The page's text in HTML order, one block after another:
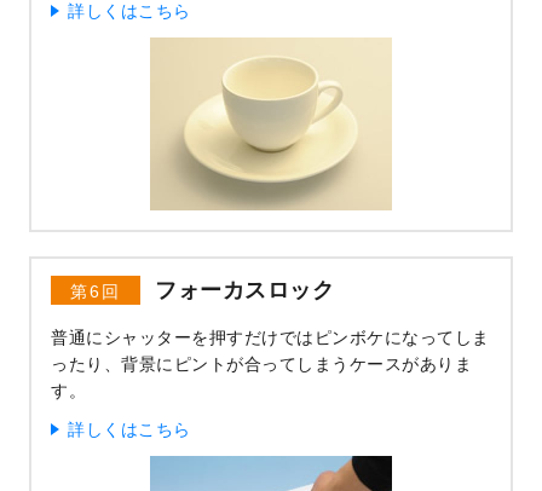
詳しくはこちら
第6回 フォーカスロック
普通にシャッターを押すだけではピンボケになってしま
ったり、背景にピントが合ってしまうケースがありま
す。
詳しくはこちら